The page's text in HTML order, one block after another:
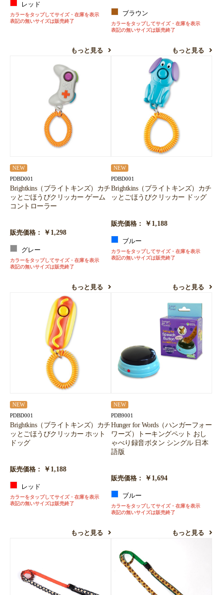
レッド
カラーをタップしてサイズ・在庫を表示
表記の無いサイズは販売終了
もっと見る
ブラウン
カラーをタップしてサイズ・在庫を表示
表記の無いサイズは販売終了
もっと見る
NEW
PDBD001
Brightkins（ブライトキンズ）カチ
ッとごほうびクリッカー ゲーム
コントローラー
販売価格： ￥1,298
グレー
カラーをタップしてサイズ・在庫を表示
表記の無いサイズは販売終了
もっと見る
NEW
PDBD001
Brightkins（ブライトキンズ）カチ
ッとごほうびクリッカー ドッグ
販売価格： ￥1,188
ブルー
カラーをタップしてサイズ・在庫を表示
表記の無いサイズは販売終了
もっと見る
NEW
PDBD001
Brightkins（ブライトキンズ）カチ
ッとごほうびクリッカー ホット
ドッグ
販売価格： ￥1,188
レッド
カラーをタップしてサイズ・在庫を表示
表記の無いサイズは販売終了
もっと見る
NEW
PDB9001
Hunger for Words（ハンガーフォー
ワーズ）トーキングペット おし
ゃべり録音ボタン シングル 日本
語版
販売価格： ￥1,694
ブルー
カラーをタップしてサイズ・在庫を表示
表記の無いサイズは販売終了
もっと見る